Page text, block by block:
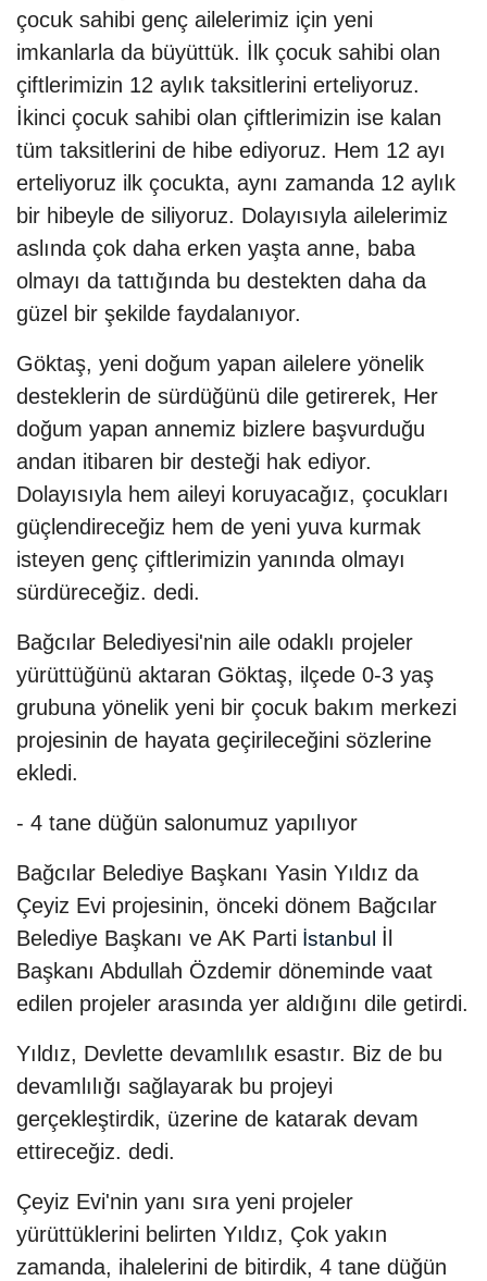
çocuk sahibi genç ailelerimiz için yeni
imkanlarla da büyüttük. İlk çocuk sahibi olan
çiftlerimizin 12 aylık taksitlerini erteliyoruz.
İkinci çocuk sahibi olan çiftlerimizin ise kalan
tüm taksitlerini de hibe ediyoruz. Hem 12 ayı
erteliyoruz ilk çocukta, aynı zamanda 12 aylık
bir hibeyle de siliyoruz. Dolayısıyla ailelerimiz
aslında çok daha erken yaşta anne, baba
olmayı da tattığında bu destekten daha da
güzel bir şekilde faydalanıyor.
Göktaş, yeni doğum yapan ailelere yönelik
desteklerin de sürdüğünü dile getirerek, Her
doğum yapan annemiz bizlere başvurduğu
andan itibaren bir desteği hak ediyor.
Dolayısıyla hem aileyi koruyacağız, çocukları
güçlendireceğiz hem de yeni yuva kurmak
isteyen genç çiftlerimizin yanında olmayı
sürdüreceğiz. dedi.
Bağcılar Belediyesi'nin aile odaklı projeler
yürüttüğünü aktaran Göktaş, ilçede 0-3 yaş
grubuna yönelik yeni bir çocuk bakım merkezi
projesinin de hayata geçirileceğini sözlerine
ekledi.
- 4 tane düğün salonumuz yapılıyor
Bağcılar Belediye Başkanı Yasin Yıldız da
Çeyiz Evi projesinin, önceki dönem Bağcılar
Belediye Başkanı ve AK Parti İstanbul İl
Başkanı Abdullah Özdemir döneminde vaat
edilen projeler arasında yer aldığını dile getirdi.
Yıldız, Devlette devamlılık esastır. Biz de bu
devamlılığı sağlayarak bu projeyi
gerçekleştirdik, üzerine de katarak devam
ettireceğiz. dedi.
Çeyiz Evi'nin yanı sıra yeni projeler
yürüttüklerini belirten Yıldız, Çok yakın
zamanda, ihalelerini de bitirdik, 4 tane düğün